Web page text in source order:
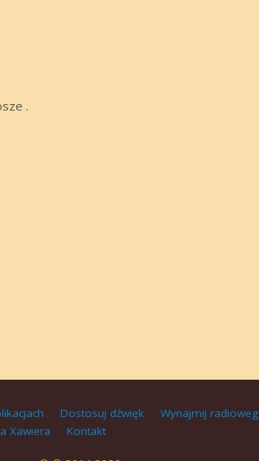
.
Dostosuj dźwięk Wynajmij
Xawiera Kontakt